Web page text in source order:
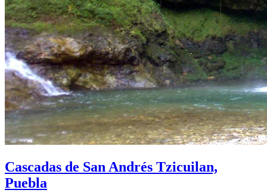
Cascadas de San Andrés Tzicuilan,
Puebla